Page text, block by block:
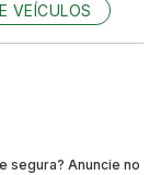
VEÍCULOS
segura? Anuncie no